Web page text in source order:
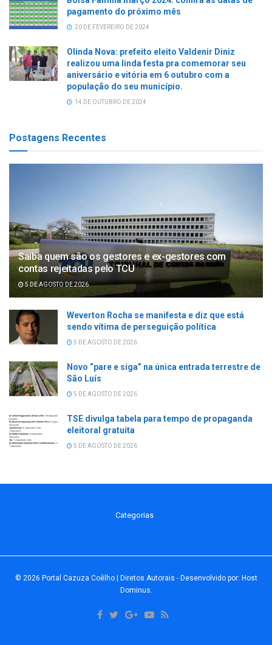
pagamento do próximo mês
20 DE FEVEREIRO DE 2024
Olinda Nova: prefeito eleito Valdenir Diniz
realizou uma linda festa pra comemorar seu
aniversário e vitória em 6 outubro com a
população do seu município.
14 DE OUTUBRO DE 2024
Postagens Recentes
Saiba quem são os gestores e ex-gestores com
contas rejeitadas pelo TCU
5 DE AGOSTO DE 2026
Weverton Rocha se manifesta e diz que está
sendo vítima de perseguição política
5 DE AGOSTO DE 2026
Novo “pare e siga” na única entrada terrestre de
São Luís
5 DE AGOSTO DE 2026
TSE divulga tabela para tempo de propaganda
eleitoral gratuita
5 DE AGOSTO DE 2026
Categorias
© 2026 Portal Cazuza Coêlho | Diretos Autorais - Desenvolvido por: Host
Dominus.